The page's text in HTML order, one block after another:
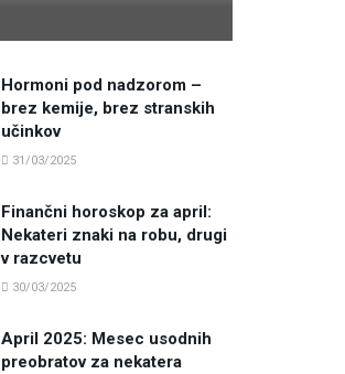
Hormoni pod nadzorom –
brez kemije, brez stranskih
učinkov
31/03/2025
Finančni horoskop za april:
Nekateri znaki na robu, drugi
v razcvetu
30/03/2025
April 2025: Mesec usodnih
preobratov za nekatera